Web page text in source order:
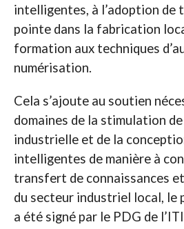
intelligentes, à l’adoption de
pointe dans la fabrication
formation aux techniques
numérisation.
Cela s’ajoute au soutien
domaines de la stimulation
industrielle et de la
intelligentes de manière à
transfert de connaissances
du secteur industriel local, le
a été signé par le PDG de